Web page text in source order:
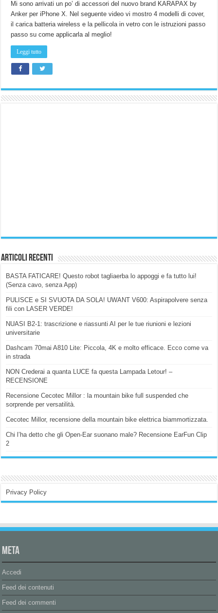
migliori
accessori
ANKER
il
tuo
iPhone
Mi sono arrivati un po’ di accessori del nuovo brand KARAPAX by
Anker per iPhone X. Nel seguente video vi mostro 4 modelli di cover,
il carica batteria wireless e la pellicola in vetro con le istruzioni passo
passo su come applicarla al meglio!
Leggi tutto
Articoli Recenti
BASTA FATICARE! Questo robot tagliaerba lo appoggi e fa tutto lui!
(Senza cavo, senza App)
PULISCE e SI SVUOTA DA SOLA! UWANT V600: Aspirapolvere senza
fili con LASER VERDE!
NUASI B2-1: trascrizione e riassunti AI per le tue riunioni e lezioni
universitarie
Dashcam 70mai A810 Lite: Piccola, 4K e molto efficace. Ecco come va
in strada
NON Crederai a quanta LUCE fa questa Lampada Letour! –
RECENSIONE
Recensione Cecotec Millor : la mountain bike full suspended che
sorprende per versatilità.
Cecotec Millor, recensione della mountain bike elettrica biammortizzata.
Chi l’ha detto che gli Open-Ear suonano male? Recensione EarFun Clip
2
Privacy Policy
Meta
Accedi
Feed dei contenuti
Feed dei commenti